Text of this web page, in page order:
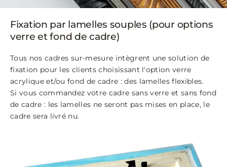
Fixation par lamelles souples (pour options
verre et fond de cadre)
Tous nos cadres sur-mesure intègrent une solution de
fixation pour les clients choisissant l'option verre
acrylique et/ou fond de cadre : des lamelles flexibles.
Si vous commandez votre cadre sans verre et sans fond
de cadre : les lamelles ne seront pas mises en place, le
cadre sera livré nu.